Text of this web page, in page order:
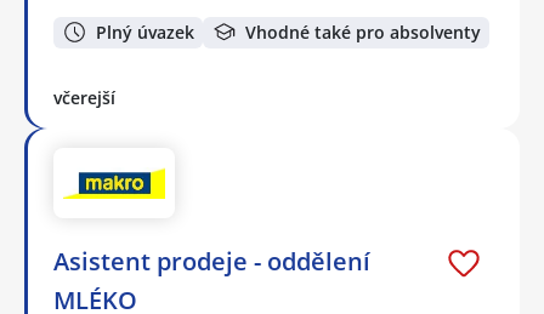
Plný úvazek Vhodné také pro absolventy
včerejší
Asistent prodeje - oddělení
MLÉKO